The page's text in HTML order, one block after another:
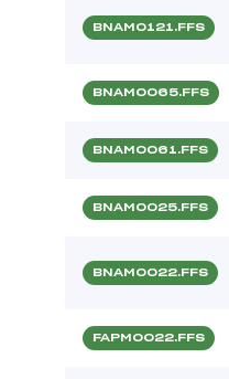
BNAM0121.FFS
BNAM0065.FFS
BNAM0061.FFS
BNAM0025.FFS
BNAM0022.FFS
FAPM0022.FFS